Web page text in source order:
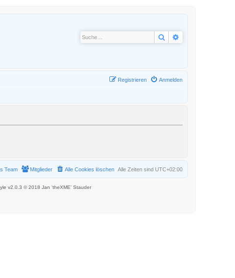
Suche
Anmelden
Registrieren
Alle Zeiten sind UTC+02:00
Alle Cookies löschen
Mitglieder
Team
v2.0.3 © 2018 Jan 'theXME' Stauder